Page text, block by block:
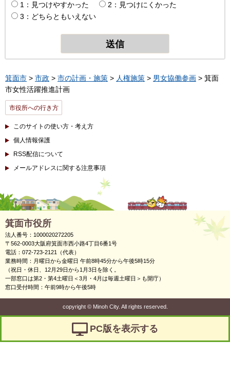
1：見つけやすかった
2：見つけにくかった
3：どちらともいえない
箕面市 > 市政 > 市の計画・施策 > 人権施策 > 男女協働参画 > 箕面
市女性活躍推進計画
市役所への行き方
このサイトの使い方・考え方
個人情報保護
RSS配信について
メールアドレスに関する注意事項
箕面市役所
法人番号：1000020272205
〒562-0003大阪府箕面市西小路4丁目6番1号
電話：072-723-2121（代表）
業務時間：月曜日から金曜日 午前8時45分から午後5時15分
（祝日・休日、12月29日から1月3日を除く。
一部窓口は第2・第4土曜日＜3月・4月は毎週土曜日＞も開庁）
窓口受付時間：午前9時から午後5時
copyright ©Minoh City. All rights reserved.
PC版を表示する